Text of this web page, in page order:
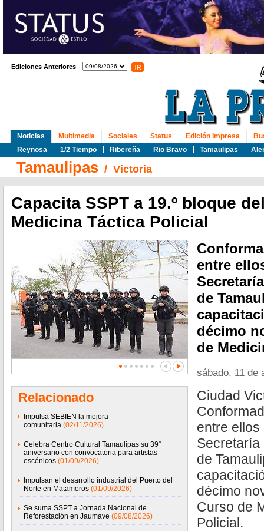
Ediciones Anteriores
Noticias
Reynosa
1/2 Tiempo Ribereña Rio Bravo Tamaulipas
Multimedia Sociales Status Edición Impresa
Tamaulipas / Victoria
Capacita SSPT a 19.º bloque
Medicina Táctica Policial
Relacionado
Impulsa SEBIEN la mejora
comunitaria (02/11/2026)
Celebra Centro Cultural Tamaulipas su 39°
aniversario con convocatoria para artistas
escénicos (01/09/2026)
Impulsan el desarrollo industrial del Puerto del
Norte en Matamoros (01/09/2026)
Se suma SSPT a Jornada Nacional de
Reforestación en Jaumave (09/08/2026)
entre
de
décimo
de
sábado, 11 de
Ciudad
entre
Secretaría
de
décimo
Curso de
Policial.